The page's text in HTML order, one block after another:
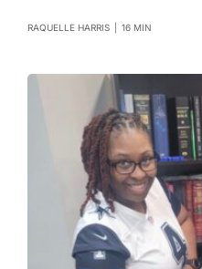
RAQUELLE HARRIS 16 MIN